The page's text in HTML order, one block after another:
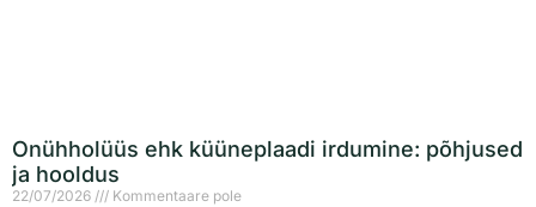
Onühholüüs ehk küüneplaadi irdumine: põhjused
ja hooldus
22/07/2026 Kommentaare pole